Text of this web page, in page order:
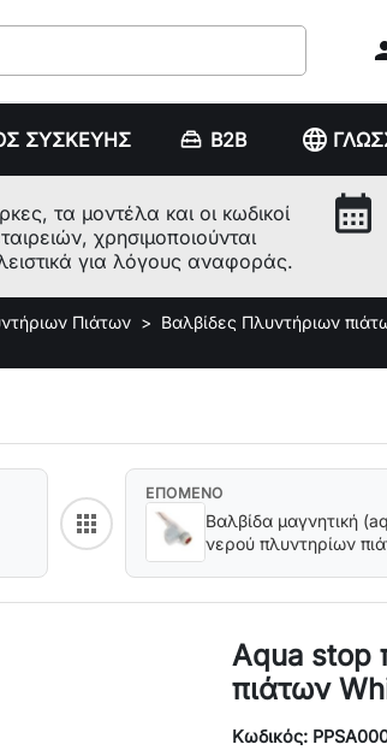
ΣΥΣΚΕΥΗΣ B2B language
τα μοντέλα και οι κωδικοί
χρησιμοποιούνται
για λόγους αναφοράς.
calendar_month
Πιάτων
Βαλβίδες Πλυντήριων
appsBack to category
ΕΠΟΜΕΝΟ
Βαλβίδα μαγνητική
νερού πλυντηρίων
Aqua stop
πιάτων
Κωδικός: